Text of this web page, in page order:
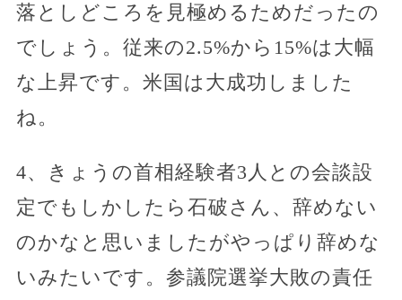
落としどころを見極めるためだったの
でしょう。従来の2.5%から15%は大幅
な上昇です。米国は大成功しました
ね。
4、きょうの首相経験者3人との会談設
定でもしかしたら石破さん、辞めない
のかなと思いましたがやっぱり辞めな
いみたいです。参議院選挙大敗の責任